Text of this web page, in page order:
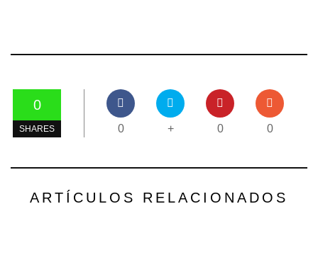
0
SHARES 0 + 0 0
ARTÍCULOS RELACIONADOS